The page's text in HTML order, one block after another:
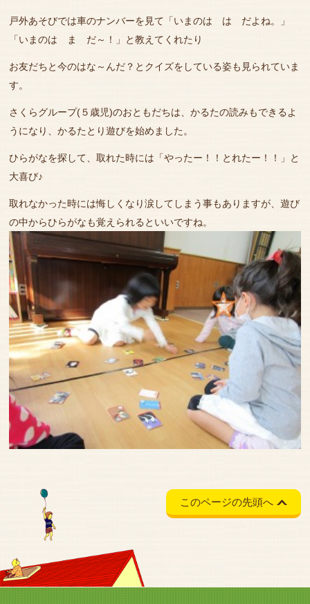
戸外あそびでは車のナンバーを見て「いまのは は だよね。」
「いまのは ま だ～！」と教えてくれたり
お友だちと今のはな～んだ？とクイズをしている姿も見られていま
す。
さくらグループ(５歳児)のおともだちは、かるたの読みもできるよ
うになり、かるたとり遊びを始めました。
ひらがなを探して、取れた時には「やったー！！とれたー！！」と
大喜び♪
取れなかった時には悔しくなり涙してしまう事もありますが、遊び
の中からひらがなも覚えられるといいですね。
このページの先頭へ